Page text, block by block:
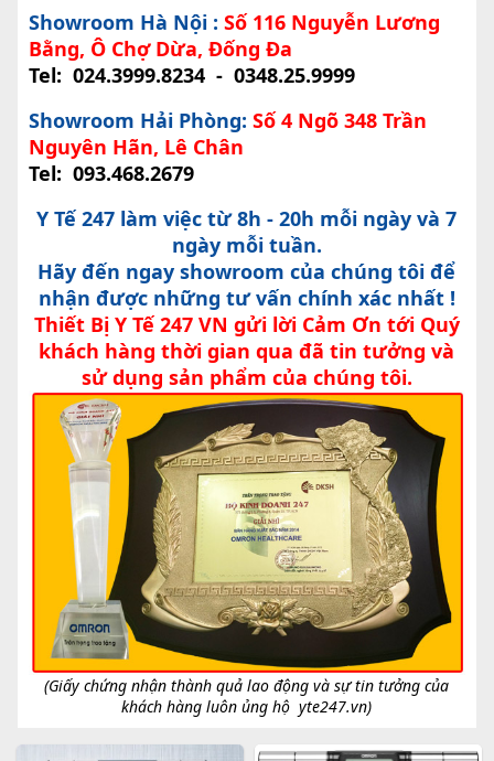
Showroom Hà Nội : Số 116 Nguyễn Lương
Bằng, Ô Chợ Dừa, Đống Đa
Tel: 024.3999.8234- 0348.25.9999
Showroom Hải Phòng: Số 4 Ngõ 348 Trần
Nguyên Hãn, Lê Chân
Tel: 093.468.2679
Y Tế 247 làm việc từ 8h - 20h mỗi ngày và 7
ngày mỗi tuần.
Hãy đến ngay showroom của chúng tôi để
nhận được những tư vấn chính xác nhất !
Thiết Bị Y Tế 247 VN gửi lời Cảm Ơn tới Quý
khách hàng thời gian qua đã tin tưởng và
sử dụng sản phẩm của chúng tôi.
(Giấy chứng nhận thành quả lao động và sự tin tưởng của
khách hàng luôn ủng hộyte247.vn)